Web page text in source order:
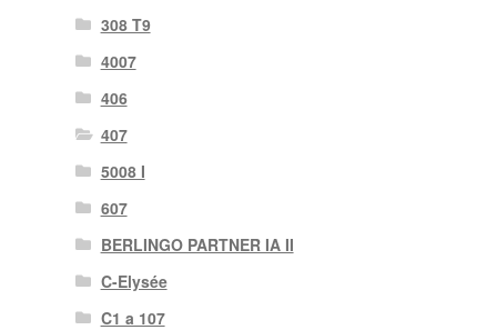
308 T9
4007
406
407
5008 I
607
BERLINGO PARTNER IA II
C-Elysée
C1 a 107